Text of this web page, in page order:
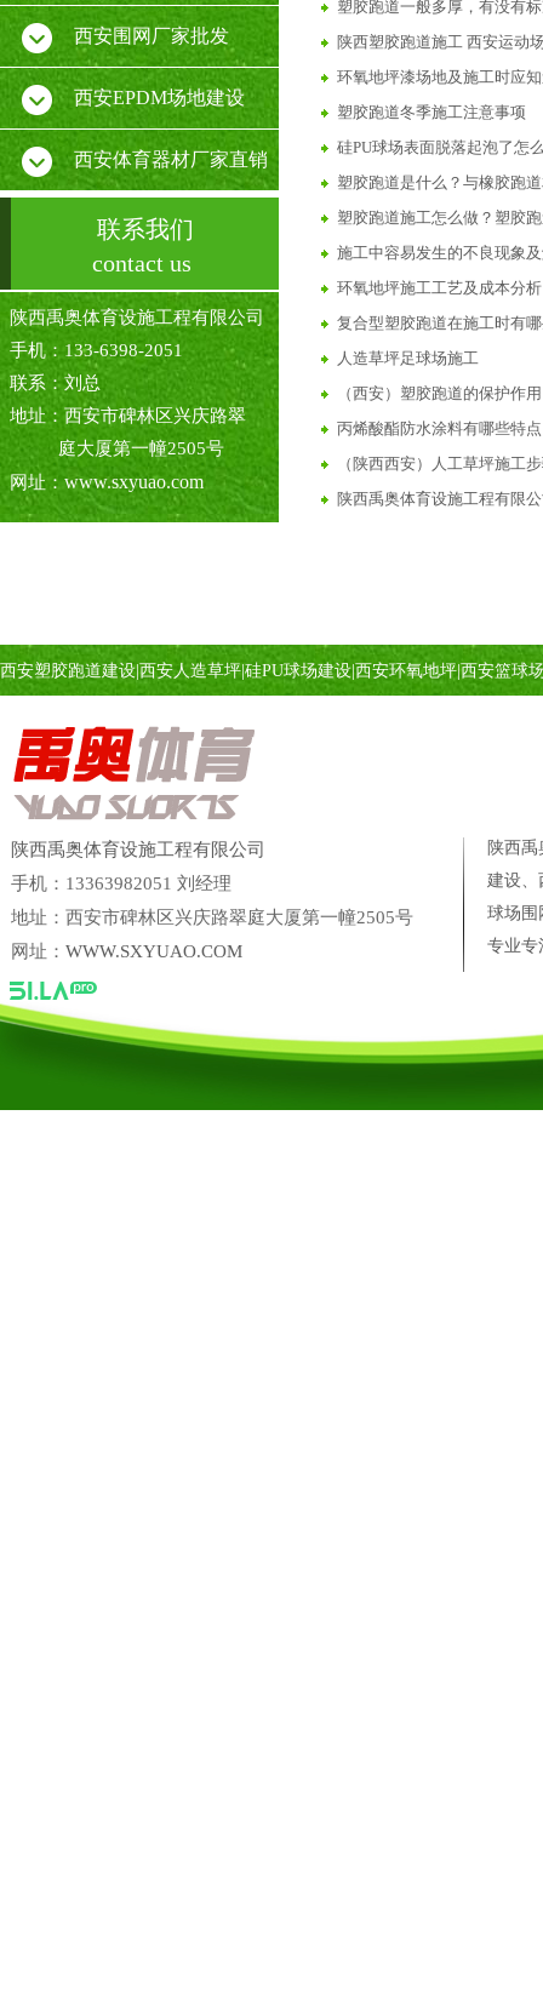
西安围网厂家批发
西安EPDM场地建设
西安体育器材厂家直销
塑胶跑道一般多厚，有没有
陕西塑胶跑道施工 西安运动
环氧地坪漆场地及施工时应
塑胶跑道冬季施工注意事项
硅PU球场表面脱落起泡了怎
塑胶跑道是什么？与橡胶跑
塑胶跑道施工怎么做？塑胶
施工中容易发生的不良现象
环氧地坪施工工艺及成本分析
复合型塑胶跑道在施工时有
人造草坪足球场施工
（西安）塑胶跑道的保护作用
丙烯酸酯防水涂料有哪些特
（陕西西安）人工草坪施工
陕西禹奥体育设施工程有限
丙烯酸球场材料的分类及特点
硅PU球场塑胶跑道材料厂家
西安彩色透水混凝土有哪些
彩色透水混凝土的应用
西安学校球场围网建设施工
联系我们
contact us
陕西禹奥体育设施工程有限公司
手机：133-6398-2051
联系：刘总
地址：西安市碑林区兴庆路翠
庭大厦第一幢2505号
网址：www.sxyuao.com
陕西禹奥体育设施工程有限公司
手机：13363982051 刘经理
地址：西安市碑林区兴庆路翠庭大厦第一幢2505号
网址： WWW.SXYUAO.COM
陕西
建设、
球场
专业专
西安塑胶跑道建设 西安人造草坪 硅PU球场建设 西安环氧地坪|西安篮球